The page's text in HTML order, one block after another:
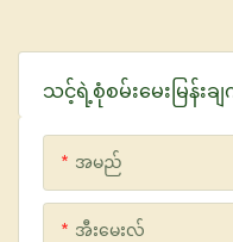
သင့်ရဲ့စုံစမ်းမေးမြန်းခ
အမည်
အီးမေးလ်
တစ်ဝက်တစ်ပျက်အမြဲတမ်
ဆံပင်ဆိုးဆေး၊ နေ့စဉ်သုံး
Katrina အနက်ရောင်
ဆံပင်ဆိုးဆေး
ခေါင်းလျှော်ရည်
ဆံပင်ဆိုးဆေး